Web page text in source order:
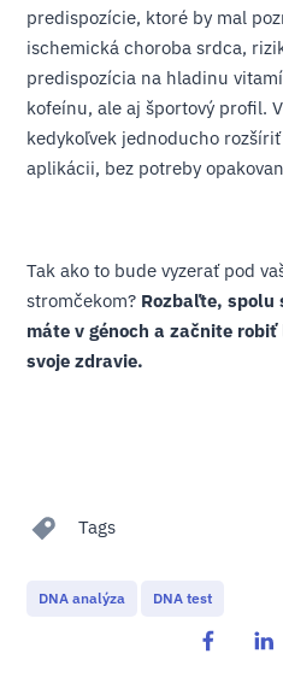
predispozície, ktoré by mal
ischemická choroba srdca,
predispozícia na hladinu
kofeínu, ale aj športový profil.
kedykoľvek jednoducho
aplikácii, bez potreby
Tak ako to bude vyzerať pod
stromčekom? Rozbaľte, spolu
máte v génoch a začnite
svoje zdravie.
Tags
DNA analýza DNA test